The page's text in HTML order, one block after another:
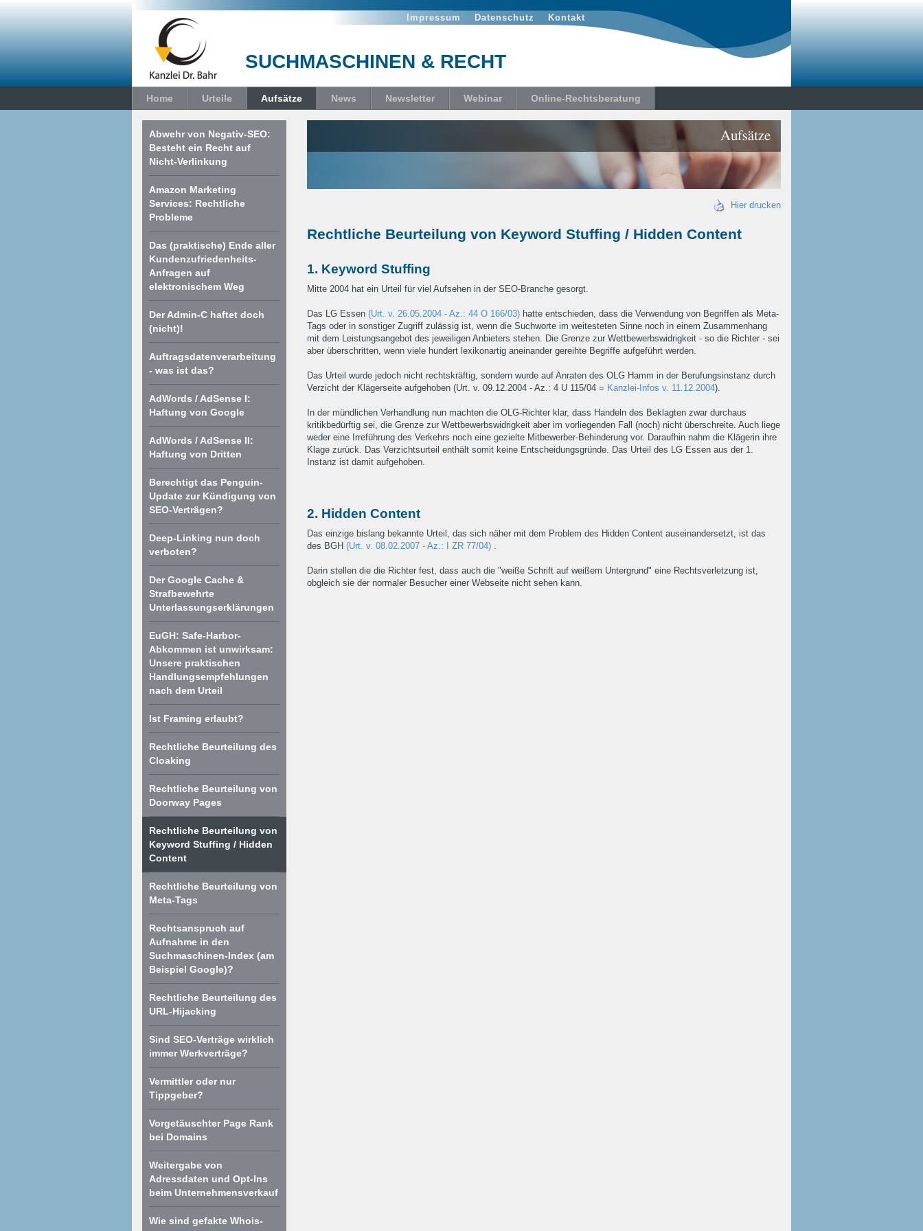
Impressum Datenschutz Kontakt
SUCHMASCHINEN & RECHT
Home Urteile Aufsätze News Newsletter Webinar Online-Rechtsberatung
Abwehr von Negativ-SEO:
Besteht ein Recht auf
Nicht-Verlinkung
Amazon Marketing
Services: Rechtliche
Probleme
Das (praktische) Ende aller
Kundenzufriedenheits-
Anfragen auf
elektronischem Weg
Der Admin-C haftet doch
(nicht)!
Auftragsdatenverarbeitung
- was ist das?
AdWords / AdSense I:
Haftung von Google
AdWords / AdSense II:
Haftung von Dritten
Berechtigt das Penguin-
Update zur Kündigung von
SEO-Verträgen?
Deep-Linking nun doch
verboten?
Der Google Cache &
Strafbewehrte
Unterlassungserklärungen
EuGH: Safe-Harbor-
Abkommen ist unwirksam:
Unsere praktischen
Handlungsempfehlungen
nach dem Urteil
Ist Framing erlaubt?
Rechtliche Beurteilung des
Cloaking
Rechtliche Beurteilung von
Doorway Pages
Rechtliche Beurteilung von
Keyword Stuffing / Hidden
Content
Rechtliche Beurteilung von
Meta-Tags
Rechtsanspruch auf
Aufnahme in den
Suchmaschinen-Index (am
Beispiel Google)?
Rechtliche Beurteilung des
URL-Hijacking
Sind SEO-Verträge wirklich
immer Werkverträge?
Vermittler oder nur
Tippgeber?
Vorgetäuschter Page Rank
bei Domains
Weitergabe von
Adressdaten und Opt-Ins
beim Unternehmensverkauf
Wie sind gefakte Whois-
Aufsätze
Hier drucken
Rechtliche Beurteilung von Keyword Stuffing / Hidden Content
1. Keyword Stuffing
Mitte 2004 hat ein Urteil für viel Aufsehen in der SEO-Branche gesorgt.
Das LG Essen (Urt. v. 26.05.2004 - Az.: 44 O 166/03) hatte entschieden, dass die Verwendung von Begriffen als Meta-
Tags oder in sonstiger Zugriff zulässig ist, wenn die Suchworte im weitesteten Sinne noch in einem Zusammenhang
mit dem Leistungsangebot des jeweiligen Anbieters stehen. Die Grenze zur Wettbewerbswidrigkeit - so die Richter - sei
aber überschritten, wenn viele hundert lexikonartig aneinander gereihte Begriffe aufgeführt werden.
Das Urteil wurde jedoch nicht rechtskräftig, sondern wurde auf Anraten des OLG Hamm in der Berufungsinstanz durch
Verzicht der Klägerseite aufgehoben (Urt. v. 09.12.2004 - Az.: 4 U 115/04 = Kanzlei-Infos v. 11.12.2004).
In der mündlichen Verhandlung nun machten die OLG-Richter klar, dass Handeln des Beklagten zwar durchaus
kritikbedürftig sei, die Grenze zur Wettbewerbswidrigkeit aber im vorliegenden Fall (noch) nicht überschreite. Auch liege
weder eine Irreführung des Verkehrs noch eine gezielte Mitbewerber-Behinderung vor. Daraufhin nahm die Klägerin ihre
Klage zurück. Das Verzichtsurteil enthält somit keine Entscheidungsgründe. Das Urteil des LG Essen aus der 1.
Instanz ist damit aufgehoben.
2. Hidden Content
Das einzige bislang bekannte Urteil, das sich näher mit dem Problem des Hidden Content auseinandersetzt, ist das
des BGH (Urt. v. 08.02.2007 - Az.: I ZR 77/04) .
Darin stellen die die Richter fest, dass auch die "weiße Schrift auf weißem Untergrund" eine Rechtsverletzung ist,
obgleich sie der normaler Besucher einer Webseite nicht sehen kann.